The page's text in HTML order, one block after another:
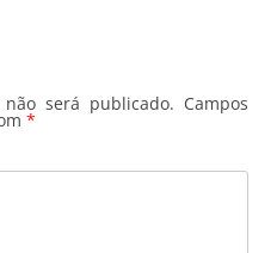
será publicado. Campos
*